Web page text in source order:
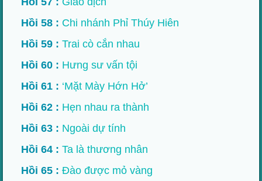
Hồi 58 : Chi nhánh Phỉ Thúy Hiên
Hồi 59 : Trai cò cắn nhau
Hồi 60 : Hưng sư vấn tội
Hồi 61 : ‘Mặt Mày Hớn Hở’
Hồi 62 : Hẹn nhau ra thành
Hồi 63 : Ngoài dự tính
Hồi 64 : Ta là thương nhân
Hồi 65 : Đào được mỏ vàng